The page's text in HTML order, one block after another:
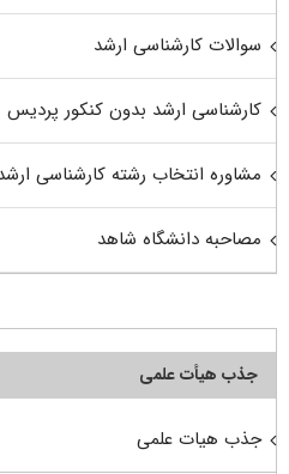
سوالات کارشناسی ارشد
کارشناسی ارشد بدون کنکور پردیس
مشاوره انتخاب رشته کارشناسی
مصاحبه دانشگاه شاهد
جذب هیأت علمی
جذب هیات علمی